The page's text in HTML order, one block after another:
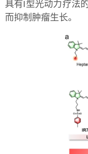
具有I型光动力疗法
而抑制肿瘤生长。